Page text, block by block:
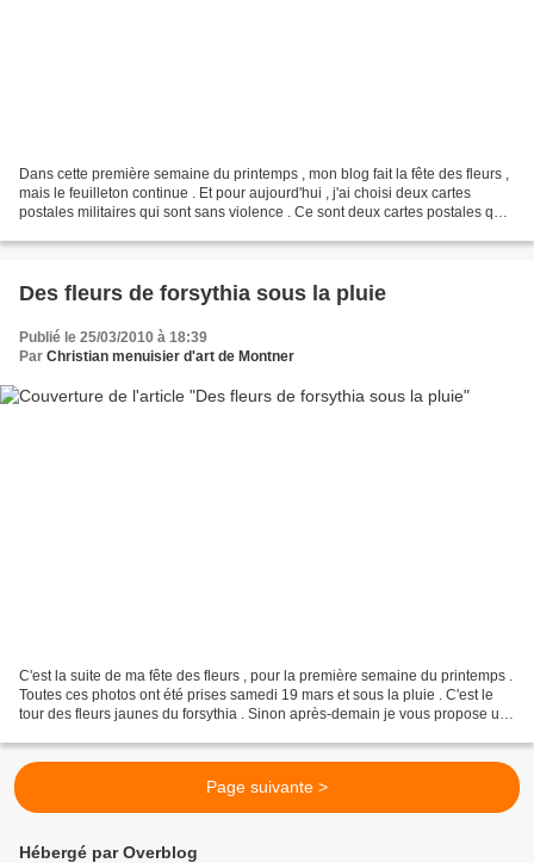
Dans cette première semaine du printemps , mon blog fait la fête des fleurs ,
mais le feuilleton continue . Et pour aujourd'hui , j'ai choisi deux cartes
postales militaires qui sont sans violence . Ce sont deux cartes postales qui
Des fleurs de forsythia sous la pluie
Publié le 25/03/2010 à 18:39
Par Christian menuisier d'art de Montner
C'est la suite de ma fête des fleurs , pour la première semaine du printemps .
Toutes ces photos ont été prises samedi 19 mars et sous la pluie . C'est le
tour des fleurs jaunes du forsythia . Sinon après-demain je vous propose un
Page suivante >
Hébergé par Overblog